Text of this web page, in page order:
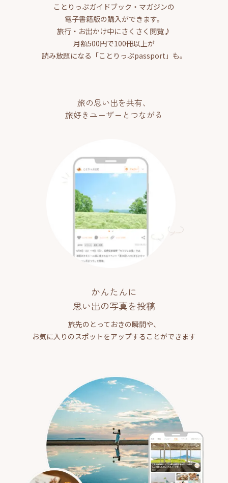
ことりっぷガイドブック・マガジンの
電子書籍版の購入ができます。
旅行・お出かけ中にさくさく閲覧♪
月額500円で100冊以上が
読み放題になる「ことりっぷpassport」も。
旅の思い出を共有、
旅好きユーザーとつながる
かんたんに
思い出の写真を投稿
旅先のとっておきの瞬間や、
お気に入りのスポットをアップすることができます